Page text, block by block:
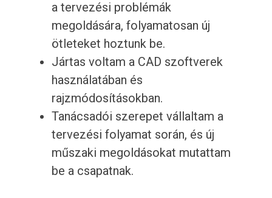
a tervezési problémák
megoldására, folyamatosan új
ötleteket hoztunk be.
Jártas voltam a CAD szoftverek
használatában és
rajzmódosításokban.
Tanácsadói szerepet vállaltam a
tervezési folyamat során, és új
műszaki megoldásokat mutattam
be a csapatnak.